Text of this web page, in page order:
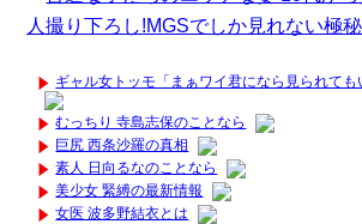
ギャル女トッモ「まぁワイ君になら見られて
むっちり 寺島志保のことなら
巨尻 西条沙羅の真相
素人 日向るなのことなら
美少女 緊縛の最新情報
女医 波多野結衣とは